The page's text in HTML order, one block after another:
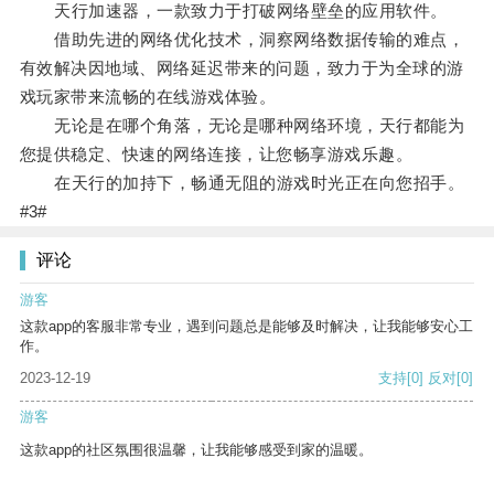
天行加速器，一款致力于打破网络壁垒的应用软件。
借助先进的网络优化技术，洞察网络数据传输的难点，
有效解决因地域、网络延迟带来的问题，致力于为全球的游
戏玩家带来流畅的在线游戏体验。
无论是在哪个角落，无论是哪种网络环境，天行都能为
您提供稳定、快速的网络连接，让您畅享游戏乐趣。
在天行的加持下，畅通无阻的游戏时光正在向您招手。
#3#
评论
游客
这款app的客服非常专业，遇到问题总是能够及时解决，让我能够安心工
作。
2023-12-19
支持[0] 反对[0]
游客
这款app的社区氛围很温馨，让我能够感受到家的温暖。